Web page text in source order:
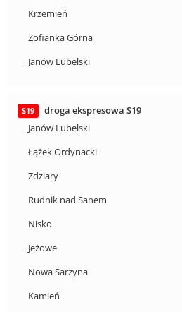
Krzemień
Zofianka Górna
Janów Lubelski
S19
droga ekspresowa S19
Janów Lubelski
Łążek Ordynacki
Zdziary
Rudnik nad Sanem
Nisko
Jeżowe
Nowa Sarzyna
Kamień